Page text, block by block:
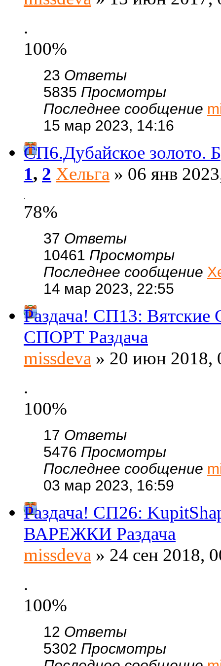
.
100%
23 Ответы
5835 Просмотры
Последнее сообщение
15 мар 2023, 14:16
СП6.Дубайское золото.
1, 2 Хельга » 06 янв
.
78%
37 Ответы
10461 Просмотры
Последнее сообщение
14 мар 2023, 22:55
Раздача! СП13:
СПОРТ Раздача
missdeva » 20 июн 2018,
.
100%
17 Ответы
5476 Просмотры
Последнее сообщение
03 мар 2023, 16:59
Раздача! СП26:
ВАРЕЖКИ Раздача
missdeva » 24 сен 2018,
.
100%
12 Ответы
5302 Просмотры